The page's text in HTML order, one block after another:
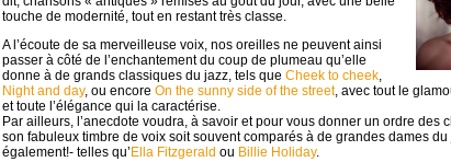
touche de modernité, tout en restant très classe.
A l’écoute de sa merveilleuse voix, nos oreilles ne peuvent ainsi
passer à côté de l’enchantement du coup de plumeau qu’elle
donne à de grands classiques du jazz, tels que Cheek to cheek,
Night and day, ou encore On the sunny side of the street, avec tout le
et toute l’élégance qui la caractérise.
Par ailleurs, l’anecdote voudra, à savoir et pour vous donner un ordre des
son fabuleux timbre de voix soit souvent comparés à de grandes dames du
également!- telles qu’ Ella Fitzgerald ou Billie Holiday.